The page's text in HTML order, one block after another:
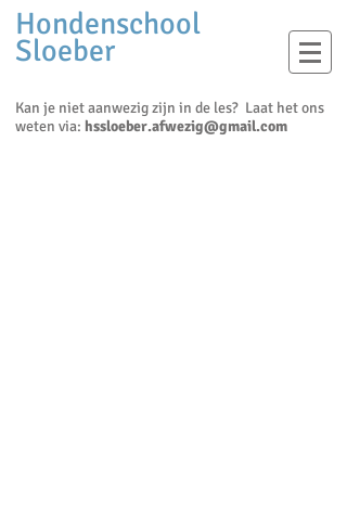
Hondenschool
Sloeber
Kan je niet aanwezig zijn in de les? Laat het ons
weten via: hssloeber.afwezig@gmail.com